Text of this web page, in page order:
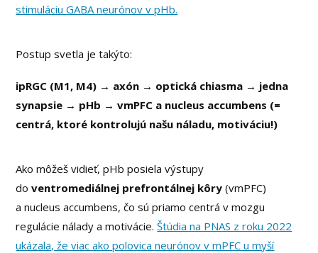
stimuláciu GABA neurónov v pHb.
Postup svetla je takýto:
ipRGC (M1, M4) → axón → optická chiasma → jedna
synapsie → pHb → vmPFC a nucleus accumbens (=
centrá, ktoré kontrolujú našu náladu, motiváciu!)
Ako môžeš vidieť, pHb posiela výstupy
doventromediálnej prefrontálnej kôry (vmPFC)
a nucleus accumbens, čo sú priamo centrá v mozgu
regulácie nálady a motivácie.Štúdia na PNAS z roku 2022
ukázala, že viac ako polovica neurónov v mPFC u myší